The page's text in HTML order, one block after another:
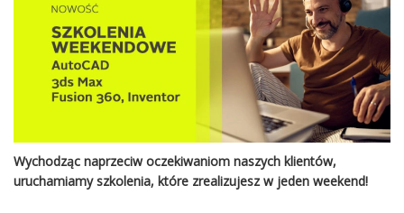
Wychodząc naprzeciw oczekiwaniom naszych klientów,
uruchamiamy szkolenia, które zrealizujesz w jeden weekend!